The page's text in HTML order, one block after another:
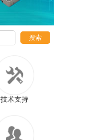
搜索
技术支持